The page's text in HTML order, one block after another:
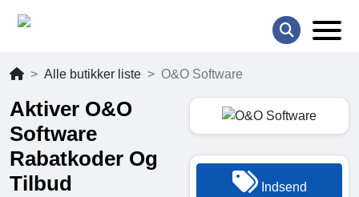
Alle butikker liste O&O Software
Aktiver O&O
Software
Rabatkoder Og
Tilbud
Indsend